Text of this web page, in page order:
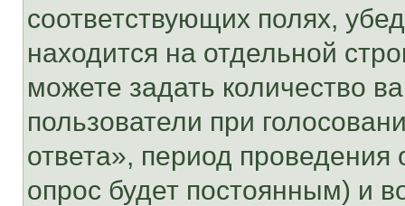
соответствующих полях,
находится на отдельной
можете задать количество
пользователи при
ответа», период проведения
опрос будет постоянным) и